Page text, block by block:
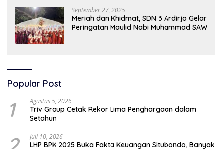
September 27, 2025
Meriah dan Khidmat, SDN 3 Ardirjo Gelar
Peringatan Maulid Nabi Muhammad SAW
Popular Post
1 Agustus 5, 2026
Triv Group Cetak Rekor Lima Penghargaan dalam
Setahun
Juli 10, 2026
LHP BPK 2025 Buka Fakta Keuangan Situbondo, Banyak